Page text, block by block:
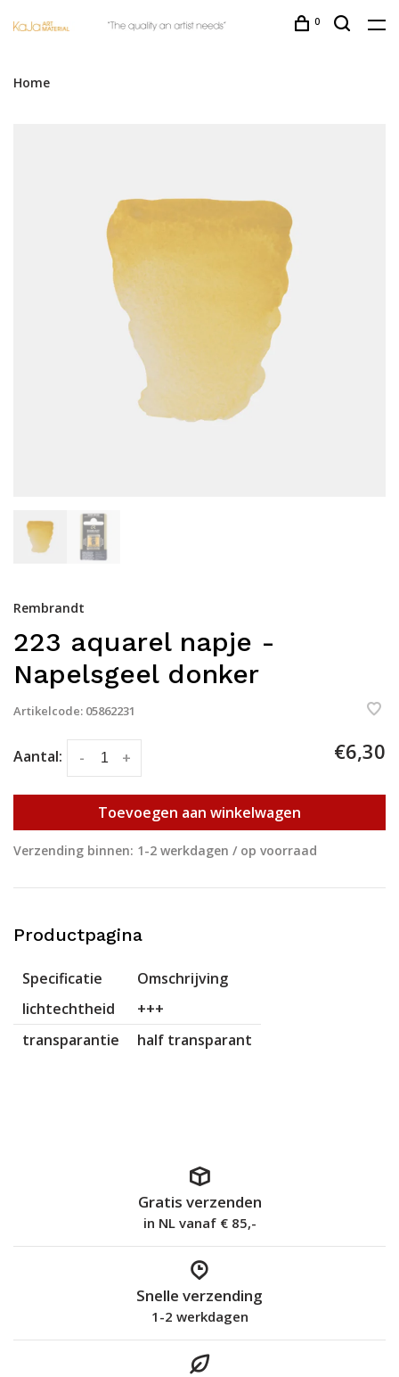
0
Home
Rembrandt
223 aquarel napje -
Napelsgeel donker
Artikelcode: 05862231
Aantal: +
- €6,30
Toevoegen aan winkelwagen
Verzending binnen: 1-2 werkdagen / op voorraad
Productpagina
Specificatie
Omschrijving
lichtechtheid
+++
transparantie
half transparant
Gratis verzenden
in NL vanaf € 85,-
Snelle verzending
1-2 werkdagen